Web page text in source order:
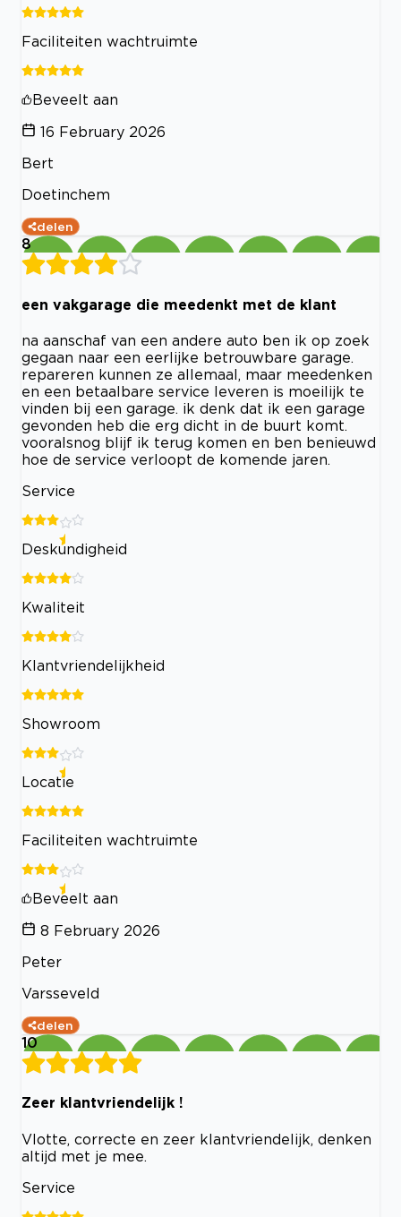
Faciliteiten wachtruimte
Beveelt aan
16 February 2026
Bert
Doetinchem
delen
8
een vakgarage die meedenkt met de klant
na aanschaf van een andere auto ben ik op zoek
gegaan naar een eerlijke betrouwbare garage.
repareren kunnen ze allemaal, maar meedenken
en een betaalbare service leveren is moeilijk te
vinden bij een garage. ik denk dat ik een garage
gevonden heb die erg dicht in de buurt komt.
vooralsnog blijf ik terug komen en ben benieuwd
hoe de service verloopt de komende jaren.
Service
Deskundigheid
Kwaliteit
Klantvriendelijkheid
Showroom
Locatie
Faciliteiten wachtruimte
Beveelt aan
8 February 2026
Peter
Varsseveld
delen
10
Zeer klantvriendelijk !
Vlotte, correcte en zeer klantvriendelijk, denken
altijd met je mee.
Service